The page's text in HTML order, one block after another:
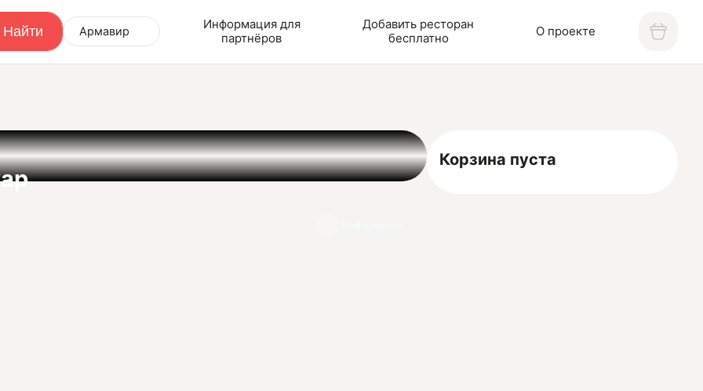
Армавир
Информация для
партнёров
Добавить ресторан
бесплатно
О проекте
Корзина пуста